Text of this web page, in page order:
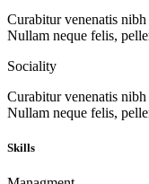
Curabitur venenatis
Nullam neque felis,
Sociality
Curabitur venenatis
Nullam neque felis,
Skills